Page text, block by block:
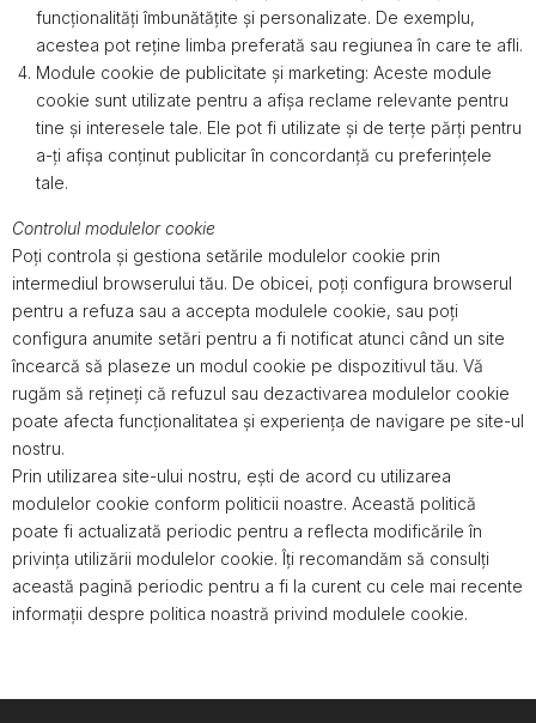
funcționalități îmbunătățite și personalizate. De exemplu,
acestea pot reține limba preferată sau regiunea în care te afli.
Module cookie de publicitate și marketing: Aceste module
cookie sunt utilizate pentru a afișa reclame relevante pentru
tine și interesele tale. Ele pot fi utilizate și de terțe părți pentru
a-ți afișa conținut publicitar în concordanță cu preferințele
tale.
Controlul modulelor cookie
Poți controla și gestiona setările modulelor cookie prin
intermediul browserului tău. De obicei, poți configura browserul
pentru a refuza sau a accepta modulele cookie, sau poți
configura anumite setări pentru a fi notificat atunci când un site
încearcă să plaseze un modul cookie pe dispozitivul tău. Vă
rugăm să rețineți că refuzul sau dezactivarea modulelor cookie
poate afecta funcționalitatea și experiența de navigare pe site-ul
nostru.
Prin utilizarea site-ului nostru, ești de acord cu utilizarea
modulelor cookie conform politicii noastre. Această politică
poate fi actualizată periodic pentru a reflecta modificările în
privința utilizării modulelor cookie. Îți recomandăm să consulți
această pagină periodic pentru a fi la curent cu cele mai recente
informații despre politica noastră privind modulele cookie.